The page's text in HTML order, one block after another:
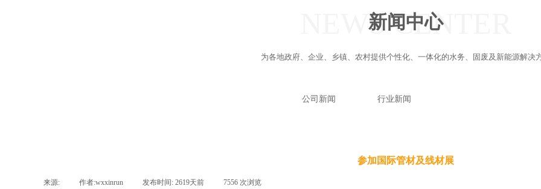
NEWS CENTER
新闻中心
为各地政府、企业、乡镇、农村提供个性化、一体化的水务、固废及新能源解决
公司新闻 行业新闻
参加国际管材及线材展
来源: 作者:wxxinrun 发布时间: 2619天前 7556 次浏览